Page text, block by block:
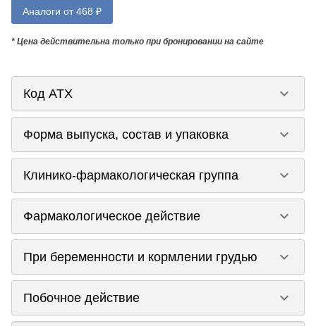
Аналоги от 468 ₽
* Цена действительна только при бронировании на сайте
Код ATX keyboard_arrow_down
Форма выпуска, состав и упаковка keyboard_arrow_down
Клинико-фармакологическая группа keyboard_arrow_down
Фармакологическое действие keyboard_arrow_down
При беременности и кормлении грудью keyboard_arrow_down
Побочное действие keyboard_arrow_down